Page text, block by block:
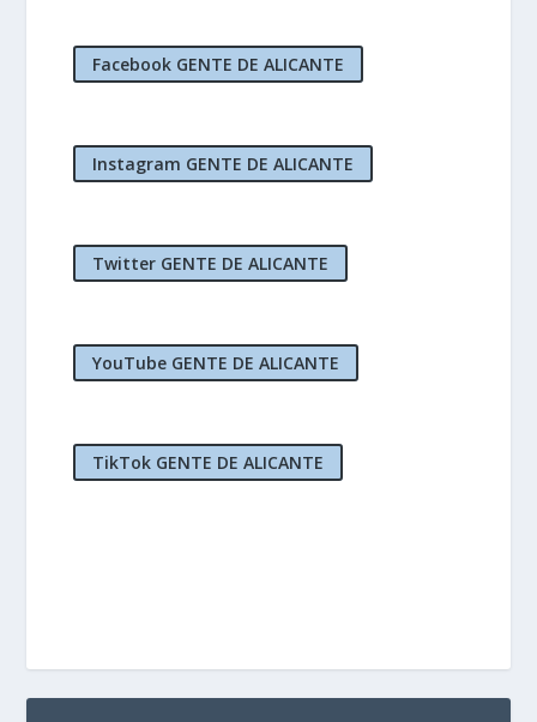
Facebook GENTE DE ALICANTE
Instagram GENTE DE ALICANTE
Twitter GENTE DE ALICANTE
YouTube GENTE DE ALICANTE
TikTok GENTE DE ALICANTE